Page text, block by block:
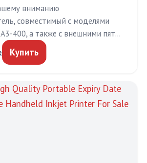
вниманию
совместимый с моделями
400, а также с внешними пят…
Купить